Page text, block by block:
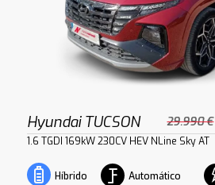
Hyundai TUCSON 29.990 €
1.6 TGDI 169kW 230CV HEV NLine Sky AT
Híbrido Automático